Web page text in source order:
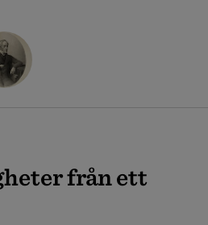
från ett